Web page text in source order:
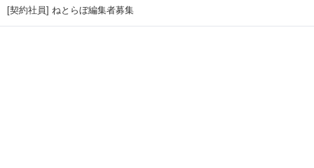
[契約社員] ねとらぼ編集者募集